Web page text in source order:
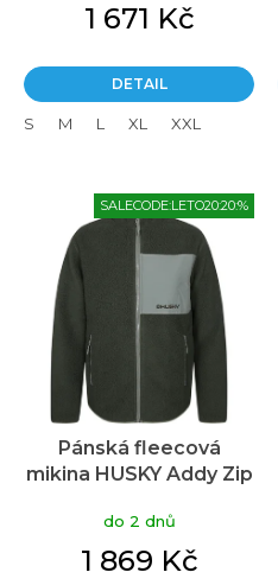
1 671 Kč
DETAIL
S M L XL XXL
SALECODE:LETO20:20:%
Pánská fleecová
mikina HUSKY Addy Zip
do 2 dnů
1 869 Kč